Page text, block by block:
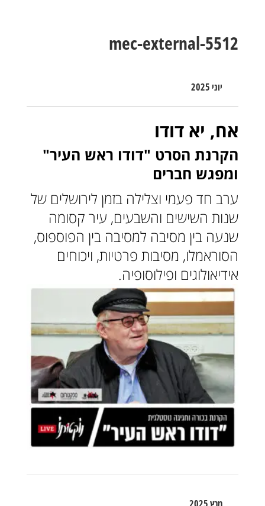
mec-external-5512
יוני 2025
אח, יא דודו
הקרנת הסרט "דודו ראש העיר"
ומפגש חברים
ערב חד פעמי וצלילה בזמן לירושלים של
שנות השישים והשבעים, עיר קסומה
שנעה בין מסיבה למסיבה בין הפוספוס,
הסוראמלו, מסיבות פרטיות, ויכוחים
אידיאולוגים ופילוסופיה.